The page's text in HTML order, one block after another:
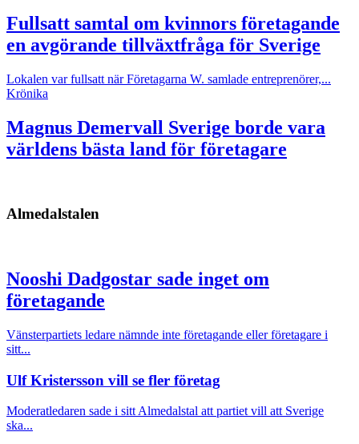
Fullsatt samtal om kvinnors företagande
en avgörande tillväxtfråga för Sverige
Lokalen var fullsatt när Företagarna W. samlade entreprenörer,...
Krönika
Magnus Demervall Sverige borde vara
världens bästa land för företagare
Almedalstalen
Nooshi Dadgostar sade inget om
företagande
Vänsterpartiets ledare nämnde inte företagande eller företagare i
sitt...
Ulf Kristersson vill se fler företag
Moderatledaren sade i sitt Almedalstal att partiet vill att Sverige
ska...